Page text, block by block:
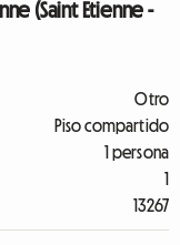
(Saint Etienne -
Otro
Piso compartido
1 persona
1
13267